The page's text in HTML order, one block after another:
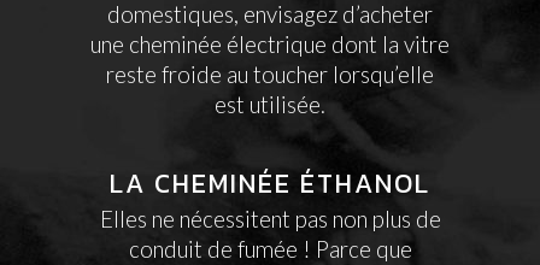
domestiques, envisagez d’acheter
une cheminée électrique dont la vitre
reste froide au toucher lorsqu’elle
est utilisée.
LA CHEMINÉE ÉTHANOL
Elles ne nécessitent pas non plus de
conduit de fumée ! Parce que